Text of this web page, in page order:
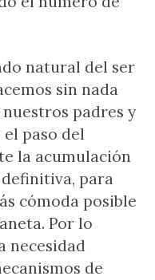
natural del ser
sin nada
padres y
el paso del
la acumulación
para
cómoda posible
Por lo
necesidad
de